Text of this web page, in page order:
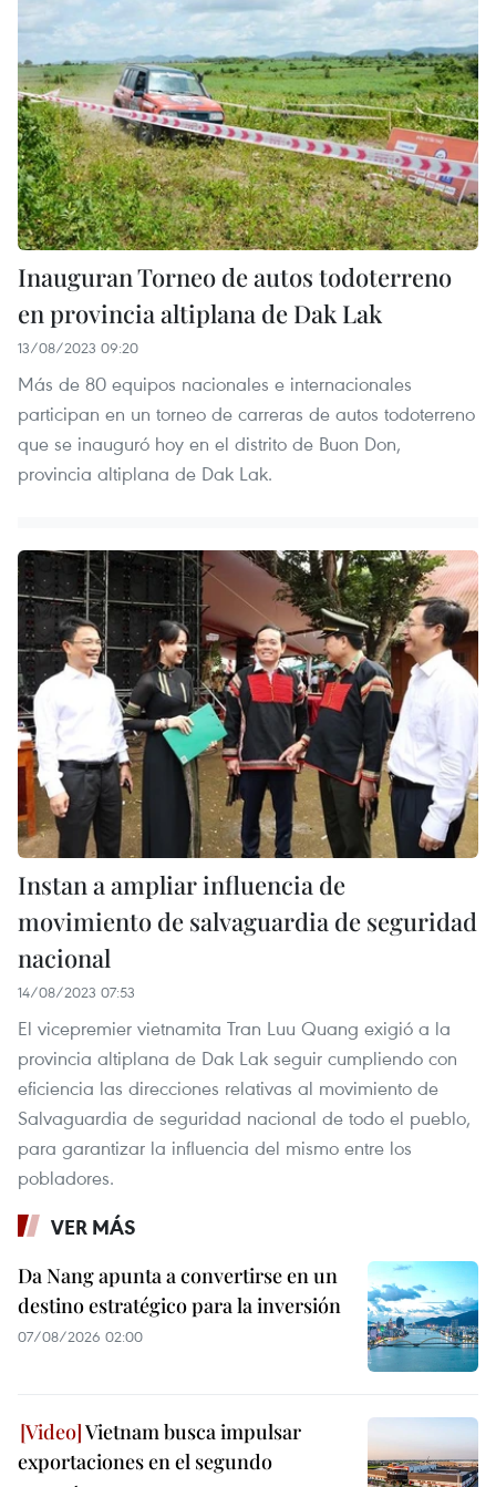
Inauguran Torneo de autos todoterreno
en provincia altiplana de Dak Lak
13/08/2023 09:20
Más de 80 equipos nacionales e internacionales
participan en un torneo de carreras de autos todoterreno
que se inauguró hoy en el distrito de Buon Don,
provincia altiplana de Dak Lak.
Instan a ampliar influencia de
movimiento de salvaguardia de seguridad
nacional
14/08/2023 07:53
El vicepremier vietnamita Tran Luu Quang exigió a la
provincia altiplana de Dak Lak seguir cumpliendo con
eficiencia las direcciones relativas al movimiento de
Salvaguardia de seguridad nacional de todo el pueblo,
para garantizar la influencia del mismo entre los
pobladores.
VER MÁS
Da Nang apunta a convertirse en un
destino estratégico para la inversión
07/08/2026 02:00
Vietnam busca impulsar
exportaciones en el segundo